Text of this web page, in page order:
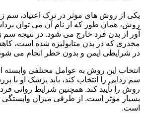
یکی از روش های موثر در ترک اعتیاد، سم
روش، همان طور که از نام آن می توان
آور از بدن فرد خارج می شود. در نتیجه سم
مخدری که در بدن متابولیزه شده است،
در شرایطی ایمن و بدون خطر انجام می
انتخاب این روش به عوامل مختلفی وابسته
سم زدایی را انتخاب کند، باید پزشک او با
روش را تأیید کند. همچنین شرایط روانی
بسیار مؤثر است. از طرفی میزان وابستگی
است.